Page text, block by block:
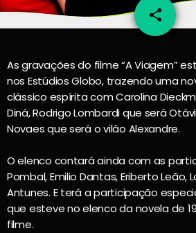
share
19
email
As gravações do filme “A Viagem”
nos Estúdios Globo, trazendo uma
clássico espírita com Carolina
Diná, Rodrigo Lombardi que será
Novaes que será o vilão Alexandre.
O elenco contará ainda com as
Pombal, Emilio Dantas, Eriberto Leão,
Antunes. E terá a participação
que esteve no elenco da novela de
filme.